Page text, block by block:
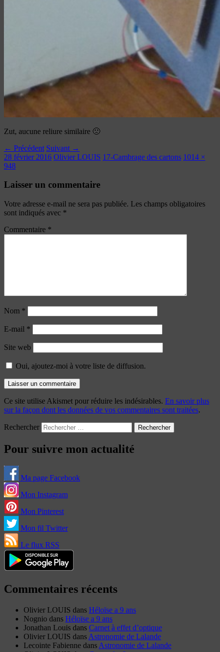
Zut, aucune reliure similaire 🙁
← Précédent Suivant →
28 février 2016 Olivier LOUIS 17-Cambrage des cartons 1014 ×
948
Laisser un commentaire
Votre adresse e-mail ne sera pas publiée. Les champs obligatoires
sont indiqués avec *
Commentaire *
Nom *
E-mail *
Site web
Oui, ajoutez-moi à votre liste de diffusion.
Ce site utilise Akismet pour réduire les indésirables. En savoir plus
sur la façon dont les données de vos commentaires sont traitées.
Rechercher
Pour suivre mon actualité
Ma page Facebook
Mon Instagram
Mon Pinterest
Mon fil Twitter
Le flux RSS
Commentaires récents
Olivier LOUIS dans Héloïse a 9 ans
Nognio dans Héloïse a 9 ans
Jonathan Louis dans Carnet à effet d’optique
Olivier LOUIS dans Astronomie de Lalande
Lecointe Fabienne dans Astronomie de Lalande